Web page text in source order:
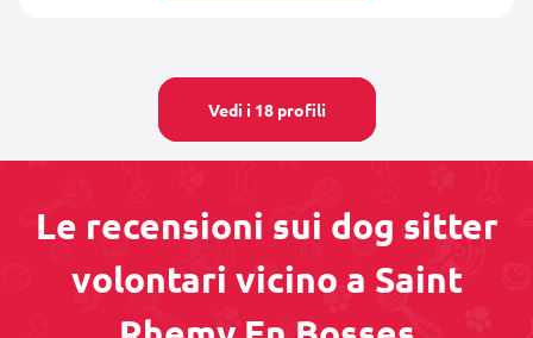
Vedi i 18 profili
Le recensioni sui dog sitter
volontari vicino a Saint